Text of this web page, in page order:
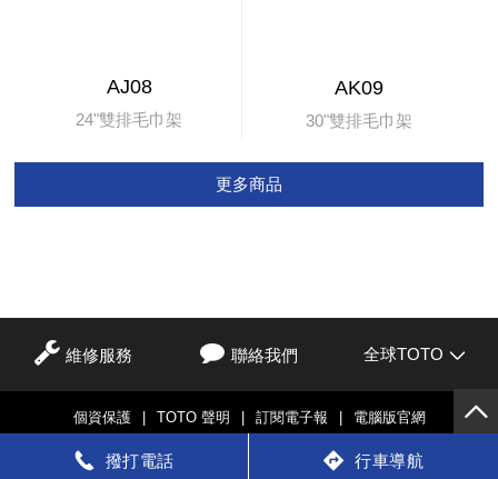
AJ08
24"雙排毛巾架
AK09
30"雙排毛巾架
更多商品
撥打電話 行車導航
維修服務 聯絡我們 全球TOTO
個資保護 | TOTO 聲明 | 訂閱電子報 | 電腦版官網
© TOTO LTD.